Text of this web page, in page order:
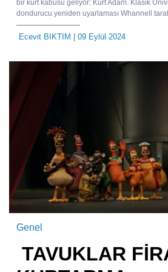
bir kurt kâbusu geliyor: Kurt Adam. Klasik
dondurucu yeniden uyarlaması Whannell
Ecevit BIKTIM | 09 Eylül 2024
Genel
TAVUKLAR